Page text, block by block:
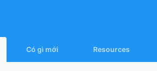
Có gì mới Resources